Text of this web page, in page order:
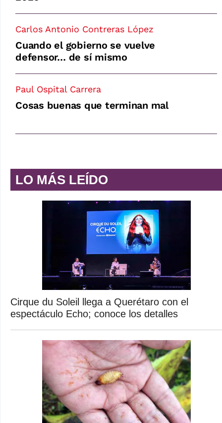
Carlos Antonio Contreras López
Cuando el gobierno se vuelve
defensor… de sí mismo
Paul Ospital Carrera
Cosas buenas que terminan mal
LO MÁS LEÍDO
Cirque du Soleil llega a Querétaro con el
espectáculo Echo; conoce los detalles